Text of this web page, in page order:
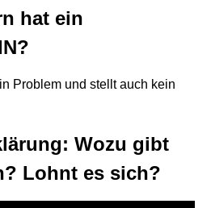
hat ein
Problem und stellt auch kein
Wozu gibt
Lohnt es sich?